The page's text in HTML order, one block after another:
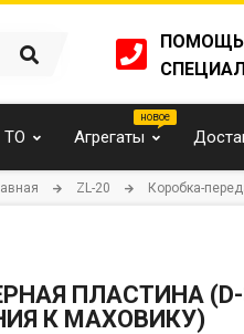
ПОМОЩЬ
ТО Агрегаты
ZL-20 Коробка-
ПЛАСТИНА
К МАХОВИКУ)